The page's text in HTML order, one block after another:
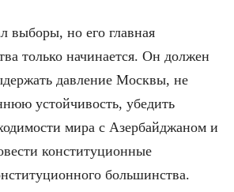
выборы, но его главная
только начинается. Он должен
давление Москвы, не
устойчивость, убедить
мира с Азербайджаном и
конституционные
большинства.